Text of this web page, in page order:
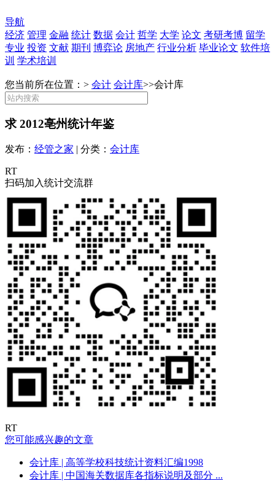
导航
经济 管理 金融 统计 数据 会计 哲学 大学 论文 考研考博 留学
专业 投资 文献 期刊 博弈论 房地产 行业分析 毕业论文 软件培
训 学术培训
您当前所在位置：> 会计 会计库>>会计库
求 2012亳州统计年鉴
发布： 经管之家 | 分类： 会计库
RT
扫码加入统计交流群
RT
您可能感兴趣的文章
会计库 | 高等学校科技统计资料汇编1998
会计库 | 中国海关数据库各指标说明及部分 ...